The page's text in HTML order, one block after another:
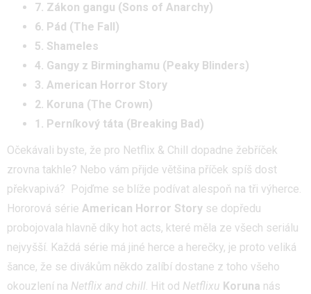
7. Zákon gangu (Sons of Anarchy)
6. Pád (The Fall)
5. Shameles
4. Gangy z Birminghamu (Peaky Blinders)
3. American Horror Story
2. Koruna (The Crown)
1. Perníkový táta (Breaking Bad)
Očekávali byste, že pro Netflix & Chill dopadne žebříček
zrovna takhle? Nebo vám přijde většina příček spíš dost
překvapivá? Pojďme se blíže podívat alespoň na tři výherce.
Hororová série American Horror Story se dopředu
probojovala hlavně díky hot acts, které měla ze všech seriálu
nejvyšší. Každá série má jiné herce a herečky, je proto veliká
šance, že se divákům někdo zalíbí dostane z toho všeho
okouzlení na Netflix and chill. Hit od Netflixu Koruna nás